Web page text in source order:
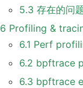
5.3 存在的问
6 Profiling &
6.1 Perf
6.2 bpftrace
6.3 bpftrace